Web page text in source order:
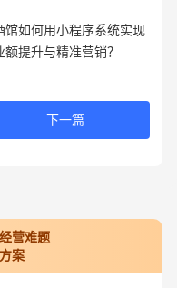
馆如何用小程序系统实现
额提升与精准营销？
下一篇
营难题
案